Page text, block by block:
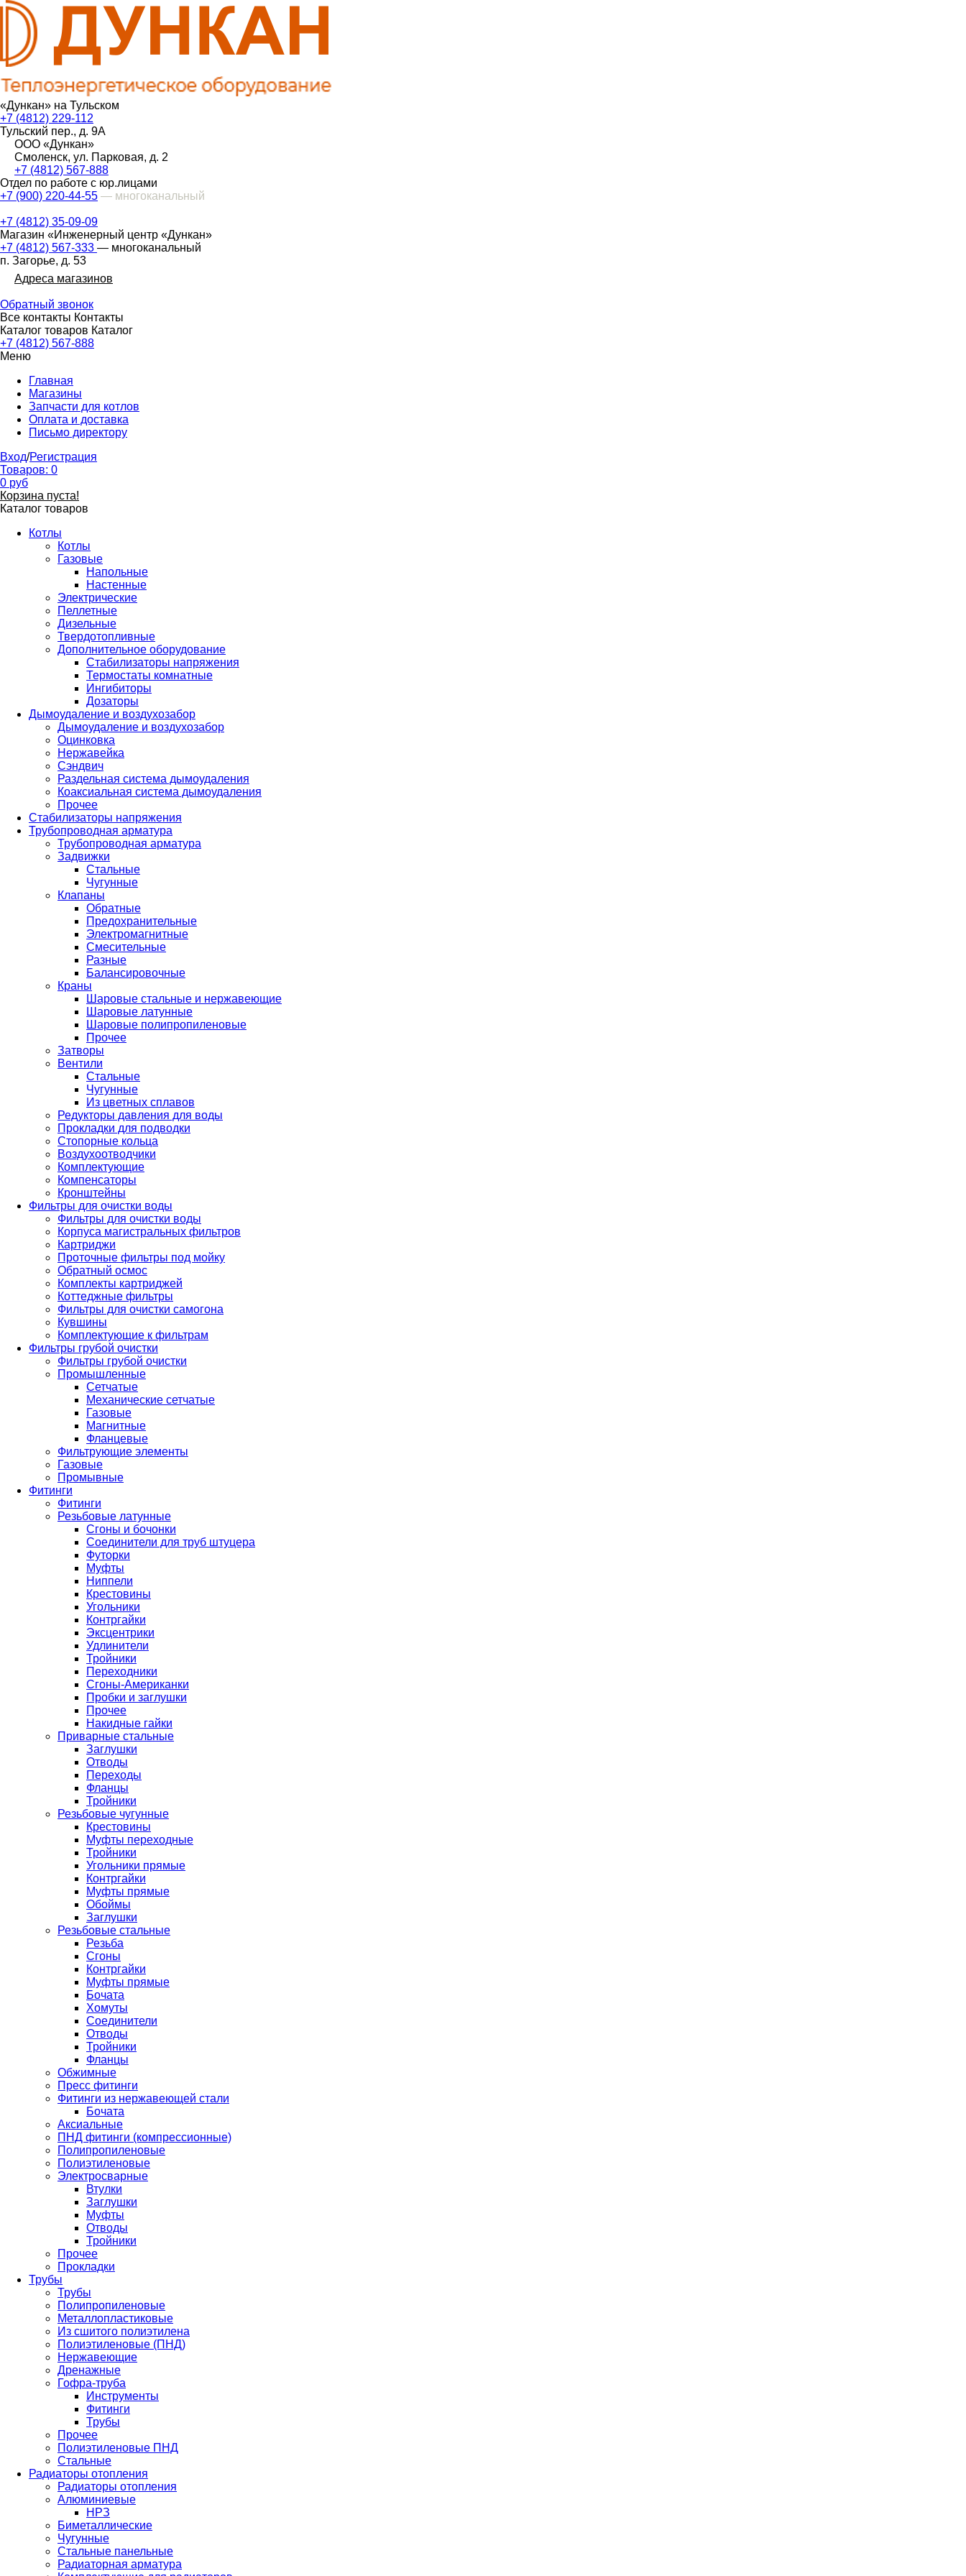
«Дункан» на Тульском
+7 (4812) 229-112
Тульский пер., д. 9А
ООО «Дункан»
Смоленск, ул. Парковая, д. 2
+7 (4812) 567-888
Отдел по работе с юр.лицами
+7 (900) 220-44-55 — многоканальный
+7 (4812) 35-09-09
Магазин «Инженерный центр «Дункан»
+7 (4812) 567-333 — многоканальный
п. Загорье, д. 53
Адреса магазинов
Обратный звонок
Все контакты Контакты
Каталог товаров Каталог
+7 (4812) 567-888
Меню
Главная
Магазины
Запчасти для котлов
Оплата и доставка
Письмо директору
Вход/Регистрация
Товаров: 0
0 руб
Корзина пуста!
Каталог товаров
Котлы
Котлы
Газовые
Напольные
Настенные
Электрические
Пеллетные
Дизельные
Твердотопливные
Дополнительное оборудование
Стабилизаторы напряжения
Термостаты комнатные
Ингибиторы
Дозаторы
Дымоудаление и воздухозабор
Дымоудаление и воздухозабор
Оцинковка
Нержавейка
Сэндвич
Раздельная система дымоудаления
Коаксиальная система дымоудаления
Прочее
Стабилизаторы напряжения
Трубопроводная арматура
Трубопроводная арматура
Задвижки
Стальные
Чугунные
Клапаны
Обратные
Предохранительные
Электромагнитные
Смесительные
Разные
Балансировочные
Краны
Шаровые стальные и нержавеющие
Шаровые латунные
Шаровые полипропиленовые
Прочее
Затворы
Вентили
Стальные
Чугунные
Из цветных сплавов
Редукторы давления для воды
Прокладки для подводки
Стопорные кольца
Воздухоотводчики
Комплектующие
Компенсаторы
Кронштейны
Фильтры для очистки воды
Фильтры для очистки воды
Корпуса магистральных фильтров
Картриджи
Проточные фильтры под мойку
Обратный осмос
Комплекты картриджей
Коттеджные фильтры
Фильтры для очистки самогона
Кувшины
Комплектующие к фильтрам
Фильтры грубой очистки
Фильтры грубой очистки
Промышленные
Сетчатые
Механические сетчатые
Газовые
Магнитные
Фланцевые
Фильтрующие элементы
Газовые
Промывные
Фитинги
Фитинги
Резьбовые латунные
Сгоны и бочонки
Соединители для труб штуцера
Футорки
Муфты
Ниппели
Крестовины
Угольники
Контргайки
Эксцентрики
Удлинители
Тройники
Переходники
Сгоны-Американки
Пробки и заглушки
Прочее
Накидные гайки
Приварные стальные
Заглушки
Отводы
Переходы
Фланцы
Тройники
Резьбовые чугунные
Крестовины
Муфты переходные
Тройники
Угольники прямые
Контргайки
Муфты прямые
Обоймы
Заглушки
Резьбовые стальные
Резьба
Сгоны
Контргайки
Муфты прямые
Бочата
Хомуты
Соединители
Отводы
Тройники
Фланцы
Обжимные
Пресс фитинги
Фитинги из нержавеющей стали
Бочата
Аксиальные
ПНД фитинги (компрессионные)
Полипропиленовые
Полиэтиленовые
Электросварные
Втулки
Заглушки
Муфты
Отводы
Тройники
Прочее
Прокладки
Трубы
Трубы
Полипропиленовые
Металлопластиковые
Из сшитого полиэтилена
Полиэтиленовые (ПНД)
Нержавеющие
Дренажные
Гофра-труба
Инструменты
Фитинги
Трубы
Прочее
Полиэтиленовые ПНД
Стальные
Радиаторы отопления
Радиаторы отопления
Алюминиевые
НРЗ
Биметаллические
Чугунные
Стальные панельные
Радиаторная арматура